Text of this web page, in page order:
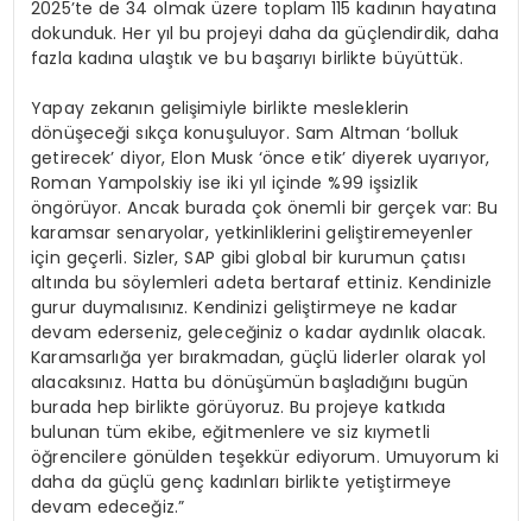
2025’te de 34 olmak üzere toplam 115 kadının hayatına
dokunduk. Her yıl bu projeyi daha da güçlendirdik, daha
fazla kadına ulaştık ve bu başarıyı birlikte büyüttük.
Yapay zekanın gelişimiyle birlikte mesleklerin
dönüşeceği sıkça konuşuluyor. Sam Altman ‘bolluk
getirecek’ diyor, Elon Musk ‘önce etik’ diyerek uyarıyor,
Roman Yampolskiy ise iki yıl içinde %99 işsizlik
öngörüyor. Ancak burada çok önemli bir gerçek var: Bu
karamsar senaryolar, yetkinliklerini geliştiremeyenler
için geçerli. Sizler, SAP gibi global bir kurumun çatısı
altında bu söylemleri adeta bertaraf ettiniz. Kendinizle
gurur duymalısınız. Kendinizi geliştirmeye ne kadar
devam ederseniz, geleceğiniz o kadar aydınlık olacak.
Karamsarlığa yer bırakmadan, güçlü liderler olarak yol
alacaksınız. Hatta bu dönüşümün başladığını bugün
burada hep birlikte görüyoruz. Bu projeye katkıda
bulunan tüm ekibe, eğitmenlere ve siz kıymetli
öğrencilere gönülden teşekkür ediyorum. Umuyorum ki
daha da güçlü genç kadınları birlikte yetiştirmeye
devam edeceğiz.”